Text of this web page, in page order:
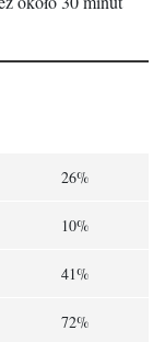
26%
10%
41%
72%